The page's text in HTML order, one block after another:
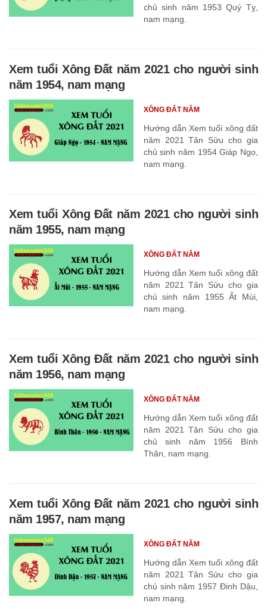
chủ sinh năm 1953 Quý Tỵ,
nam mạng.
Xem tuổi Xông Đất năm 2021 cho người sinh
năm 1954, nam mạng
Hướng dẫn Xem tuổi xông đất
năm 2021 Tân Sửu cho gia
chủ sinh năm 1954 Giáp Ngọ,
nam mạng.
XÔNG ĐẤT NĂM
Xem tuổi Xông Đất năm 2021 cho người sinh
năm 1955, nam mạng
Hướng dẫn Xem tuổi xông đất
năm 2021 Tân Sửu cho gia
chủ sinh năm 1955 Ất Mùi,
nam mạng.
XÔNG ĐẤT NĂM
Xem tuổi Xông Đất năm 2021 cho người sinh
năm 1956, nam mạng
Hướng dẫn Xem tuổi xông đất
năm 2021 Tân Sửu cho gia
chủ sinh năm 1956 Bính
Thân, nam mạng.
XÔNG ĐẤT NĂM
Xem tuổi Xông Đất năm 2021 cho người sinh
năm 1957, nam mạng
Hướng dẫn Xem tuổi xông đất
năm 2021 Tân Sửu cho gia
chủ sinh năm 1957 Đinh Dậu,
nam mạng.
XÔNG ĐẤT NĂM